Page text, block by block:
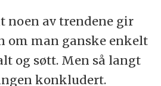
noen av trendene gir
om man ganske enkelt
og søtt. Men så langt
konkludert.